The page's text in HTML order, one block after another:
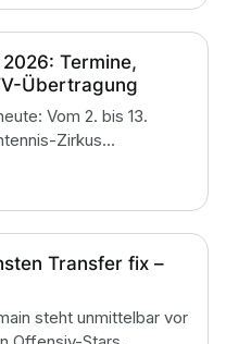
Termine,
Übertragung
Vom 2. bis 13.
Zirkus...
Transfer fix –
steht unmittelbar vor